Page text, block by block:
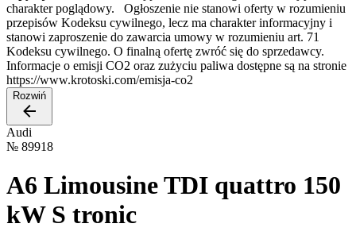
charakter poglądowy. Ogłoszenie nie stanowi oferty w rozumieniu
przepisów Kodeksu cywilnego, lecz ma charakter informacyjny i
stanowi zaproszenie do zawarcia umowy w rozumieniu art. 71
Kodeksu cywilnego. O finalną ofertę zwróć się do sprzedawcy.
Informacje o emisji CO2 oraz zużyciu paliwa dostępne są na stronie
https://www.krotoski.com/emisja-co2
Rozwiń
Audi
№ 89918
A6 Limousine TDI quattro 150
kW S tronic